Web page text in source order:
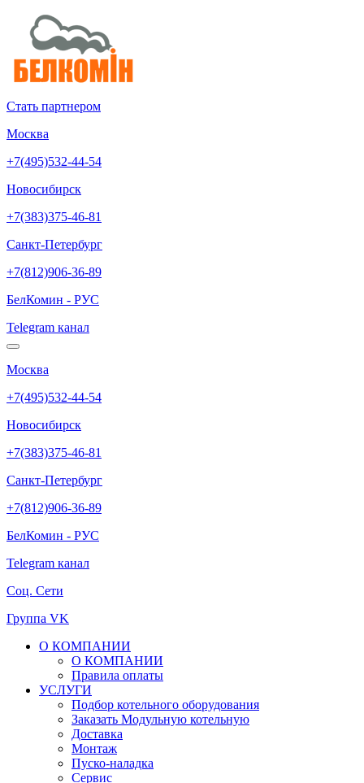
Стать партнером
Москва
+7(495)532-44-54
Новосибирск
+7(383)375-46-81
Санкт-Петербург
+7(812)906-36-89
БелКомин - РУС
Telegram канал
Москва
+7(495)532-44-54
Новосибирск
+7(383)375-46-81
Санкт-Петербург
+7(812)906-36-89
БелКомин - РУС
Telegram канал
Соц. Сети
Группа VK
О КОМПАНИИ
О КОМПАНИИ
Правила оплаты
УСЛУГИ
Подбор котельного оборудования
Заказать Модульную котельную
Доставка
Монтаж
Пуско-наладка
Сервис